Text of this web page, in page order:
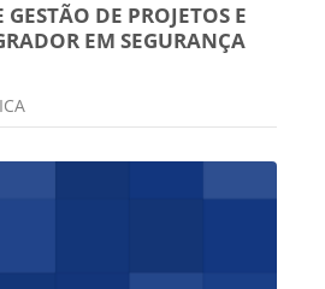
DE PROJETOS E
EM SEGURANÇA